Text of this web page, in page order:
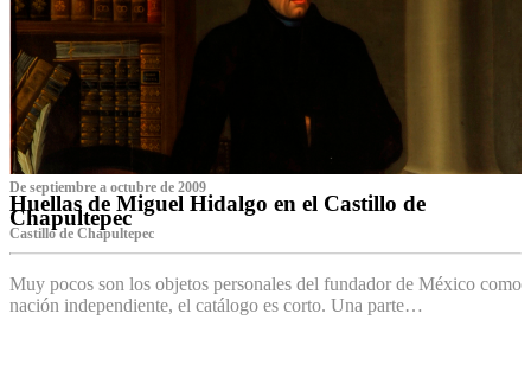
De septiembre a octubre de 2009
Huellas de Miguel Hidalgo en el Castillo de
Chapultepec
Castillo de Chapultepec
Muy pocos son los objetos personales del fundador de México como
nación independiente, el catálogo es corto. Una parte…